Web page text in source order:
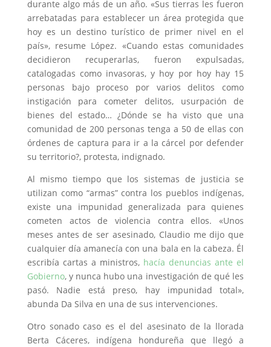
durante algo más de un año. «Sus tierras les fueron
arrebatadas para establecer un área protegida que
hoy es un destino turístico de primer nivel en el
país», resume López. «Cuando estas comunidades
decidieron recuperarlas, fueron expulsadas,
catalogadas como invasoras, y hoy por hoy hay 15
personas bajo proceso por varios delitos como
instigación para cometer delitos, usurpación de
bienes del estado… ¿Dónde se ha visto que una
comunidad de 200 personas tenga a 50 de ellas con
órdenes de captura para ir a la cárcel por defender
su territorio?, protesta, indignado.
Al mismo tiempo que los sistemas de justicia se
utilizan como “armas” contra los pueblos indígenas,
existe una impunidad generalizada para quienes
cometen actos de violencia contra ellos. «Unos
meses antes de ser asesinado, Claudio me dijo que
cualquier día amanecía con una bala en la cabeza. Él
escribía cartas a ministros, hacía denuncias ante el
Gobierno, y nunca hubo una investigación de qué les
pasó. Nadie está preso, hay impunidad total»,
abunda Da Silva en una de sus intervenciones.
Otro sonado caso es el del asesinato de la llorada
Berta Cáceres, indígena hondureña que llegó a